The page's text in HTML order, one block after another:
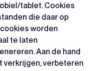
tablet. Cookies
die daar op
worden
te laten
Aan de hand
verkrijgen, verbeteren